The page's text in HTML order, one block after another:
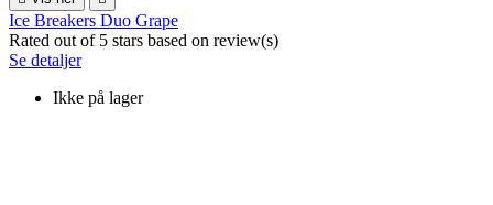
Ice Breakers Duo Grape
Rated out of 5 stars based on review(s)
Se detaljer
Ikke på lager